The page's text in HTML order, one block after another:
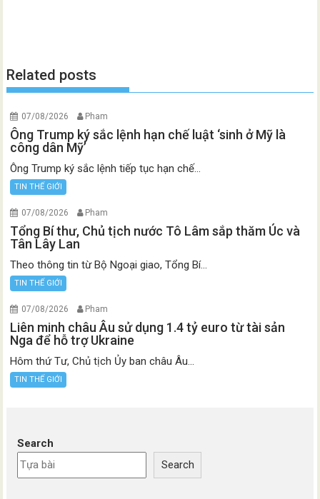
Related posts
07/08/2026 Pham
Ông Trump ký sắc lệnh hạn chế luật ‘sinh ở Mỹ là
công dân Mỹ’
Ông Trump ký sắc lệnh tiếp tục hạn chế...
TIN THẾ GIỚI
07/08/2026 Pham
Tổng Bí thư, Chủ tịch nước Tô Lâm sắp thăm Úc và
Tân Lây Lan
Theo thông tin từ Bộ Ngoại giao, Tổng Bí...
TIN THẾ GIỚI
07/08/2026 Pham
Liên minh châu Âu sử dụng 1.4 tỷ euro từ tài sản
Nga để hỗ trợ Ukraine
Hôm thứ Tư, Chủ tịch Ủy ban châu Âu...
TIN THẾ GIỚI
Search
Search